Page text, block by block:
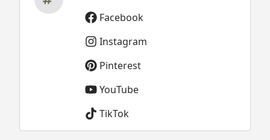
Facebook
Instagram
Pinterest
YouTube
TikTok